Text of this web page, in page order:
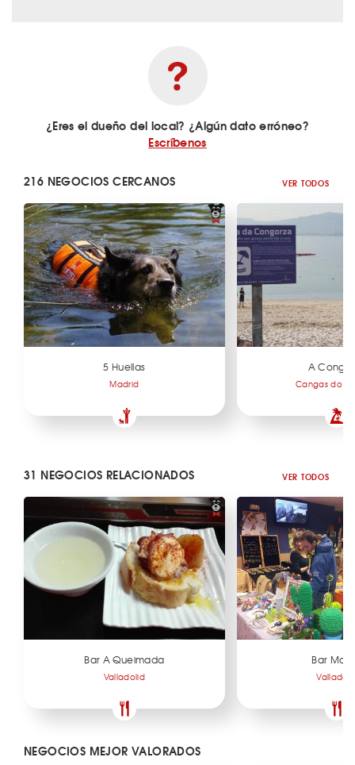
¿Eres el dueño del local? ¿Algún dato erróneo?
Escríbenos
216 NEGOCIOS CERCANOS VER TODOS
5 Huellas
Madrid
A
Cangas do
31 NEGOCIOS RELACIONADOS VER TODOS
Bar A Queimada
Valladolid
Bar
NEGOCIOS MEJOR VALORADOS